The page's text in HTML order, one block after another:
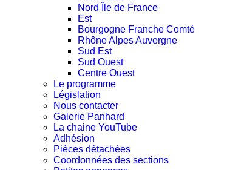
Nord Île de France
Est
Bourgogne Franche Comté
Rhône Alpes Auvergne
Sud Est
Sud Ouest
Centre Ouest
Le programme
Législation
Nous contacter
Galerie Panhard
La chaine YouTube
Adhésion
Pièces détachées
Coordonnées des sections